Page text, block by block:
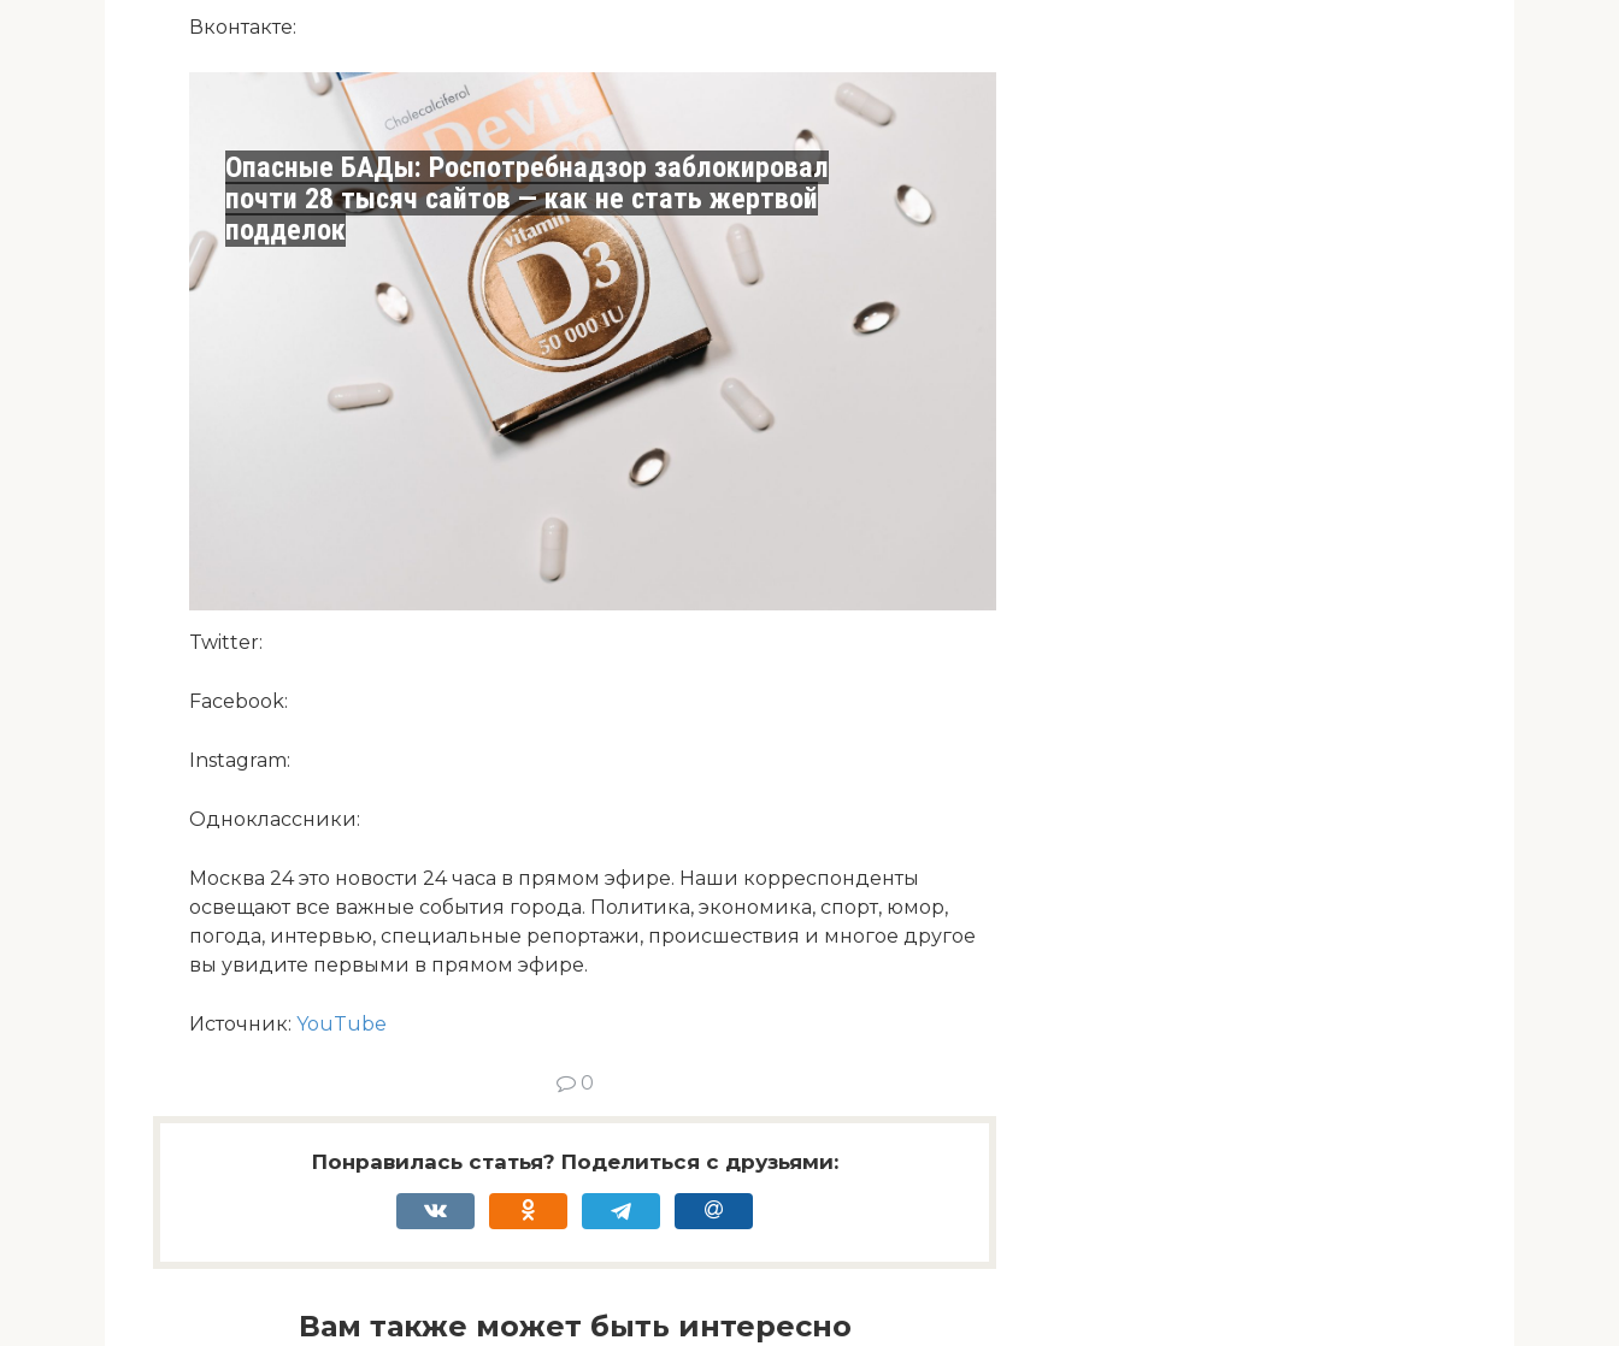
Вконтакте:
Опасные БАДы: Роспотребнадзор заблокировал
почти 28 тысяч сайтов — как не стать жертвой
подделок
Twitter:
Facebook:
Instagram:
Одноклассники:
Москва 24 это новости 24 часа в прямом эфире. Наши корреспонденты
освещают все важные события города. Политика, экономика, спорт, юмор,
погода, интервью, специальные репортажи, происшествия и многое другое
вы увидите первыми в прямом эфире.
Источник: YouTube
0
Понравилась статья? Поделиться с друзьями:
Вам также может быть интересно